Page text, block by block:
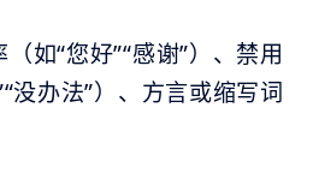
如“您好”“感谢”）、禁用
没办法”）、方言或缩写词